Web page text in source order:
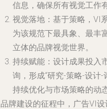
信息，确保所有视觉工作
视觉落地 ：基于策略，VI
为该规范下最具象、最丰
立体的品牌视觉世界。
持续赋能 ：设计成果投入
询，形成“研究-策略-设计
持续优化与市场策略的动
牌建设的征程中，广告VI设